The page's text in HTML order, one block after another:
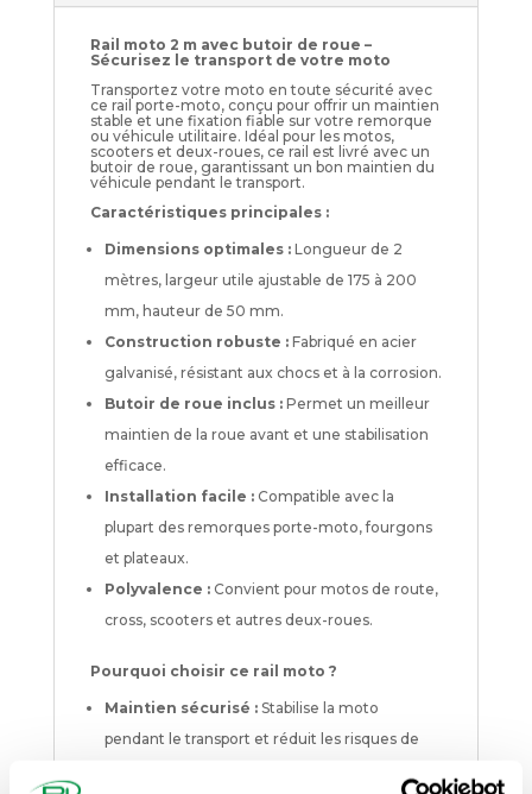
Rail moto 2 m avec butoir de roue –
Sécurisez le transport de votre moto
Transportez votre moto en toute sécurité avec
ce rail porte-moto, conçu pour offrir un maintien
stable et une fixation fiable sur votre remorque
ou véhicule utilitaire. Idéal pour les motos,
scooters et deux-roues, ce rail est livré avec un
butoir de roue, garantissant un bon maintien du
véhicule pendant le transport.
Caractéristiques principales :
Dimensions optimales :Longueur de 2
mètres, largeur utile ajustable de 175 à 200
mm, hauteur de 50 mm.
Construction robuste :Fabriqué en acier
galvanisé, résistant aux chocs et à la corrosion.
Butoir de roue inclus :Permet un meilleur
maintien de la roue avant et une stabilisation
efficace.
Installation facile :Compatible avec la
plupart des remorques porte-moto, fourgons
et plateaux.
Polyvalence :Convient pour motos de route,
cross, scooters et autres deux-roues.
Pourquoi choisir ce rail moto ?
Maintien sécurisé :Stabilise la moto
pendant le transport et réduit les risques de